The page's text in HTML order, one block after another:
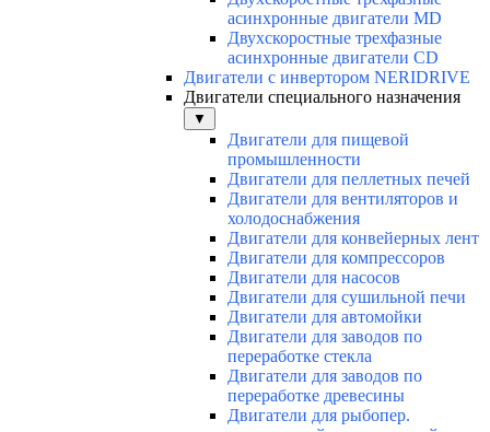
асинхронные двигатели МD
Двухскоростные трехфазные
асинхронные двигатели СD
Двигатели с инвертором NERIDRIVE
Двигатели специального назначения
▼
Двигатели для пищевой
промышленности
Двигатели для пеллетных печей
Двигатели для вентиляторов и
холодоснабжения
Двигатели для конвейерных лент
Двигатели для компрессоров
Двигатели для насосов
Двигатели для сушильной печи
Двигатели для автомойки
Двигатели для заводов по
переработке стекла
Двигатели для заводов по
переработке древесины
Двигатели для рыбопер.